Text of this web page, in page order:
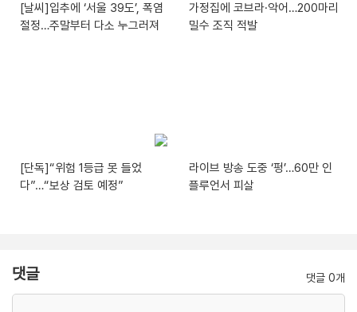
[날씨]입추에 ‘서울 39도’, 폭염
절정…주말부터 다소 누그러져
가정집에 코브라·악어…200마리
밀수 조직 적발
[단독]“위험 1등급 못 들었
다”…“보상 검토 예정”
라이브 방송 도중 ‘펑’…60만 인
플루언서 피살
댓글 댓글 0개